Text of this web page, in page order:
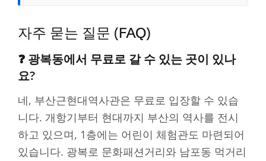
자주 묻는 질문 (FAQ)
❓ 광복동에서 무료로 갈 수 있는 곳이 있나
요?
네, 부산근현대역사관은 무료로 입장할 수 있습
니다. 개항기부터 현대까지 부산의 역사를 전시
하고 있으며, 1층에는 어린이 체험관도 마련되어
있습니다. 광복로 문화패션거리와 남포동 먹거리